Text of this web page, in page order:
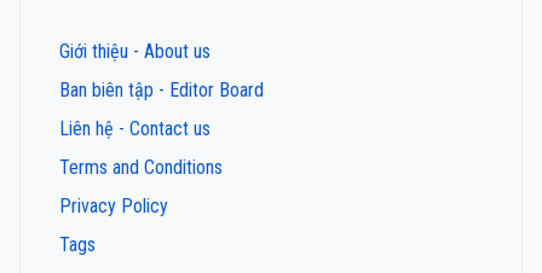
Giới thiệu - About us
Ban biên tập - Editor Board
Liên hệ - Contact us
Terms and Conditions
Privacy Policy
Tags